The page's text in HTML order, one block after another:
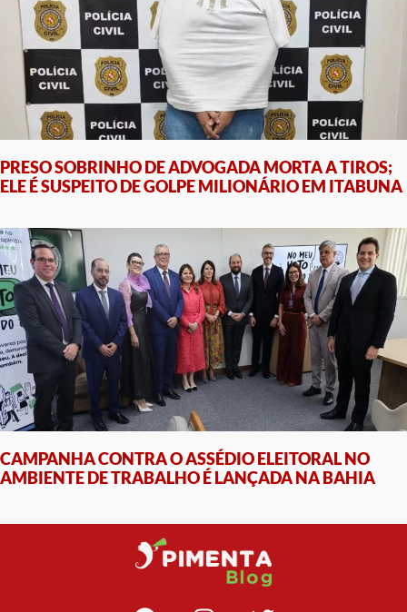
PRESO SOBRINHO DE ADVOGADA MORTA A TIROS;
ELE É SUSPEITO DE GOLPE MILIONÁRIO EM ITABUNA
CAMPANHA CONTRA O ASSÉDIO ELEITORAL NO
AMBIENTE DE TRABALHO É LANÇADA NA BAHIA